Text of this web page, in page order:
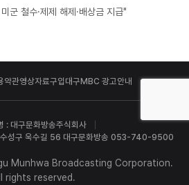
군 철수·제제 해제·배상금 지급"
약관영상자료구입 대구MBC 광고안내
: 대구문화방송주식회사
성구 욱수길 56 대구문화방송 053-740-9500
Munhwa Broadcasting Corporation.
rights reserved.